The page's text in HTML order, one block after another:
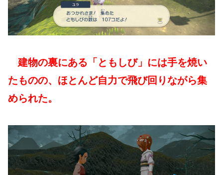
建物の裏にある「ともしび」には手を焼い
たものの、ほとんど自力で飛び回りながら集
められた。